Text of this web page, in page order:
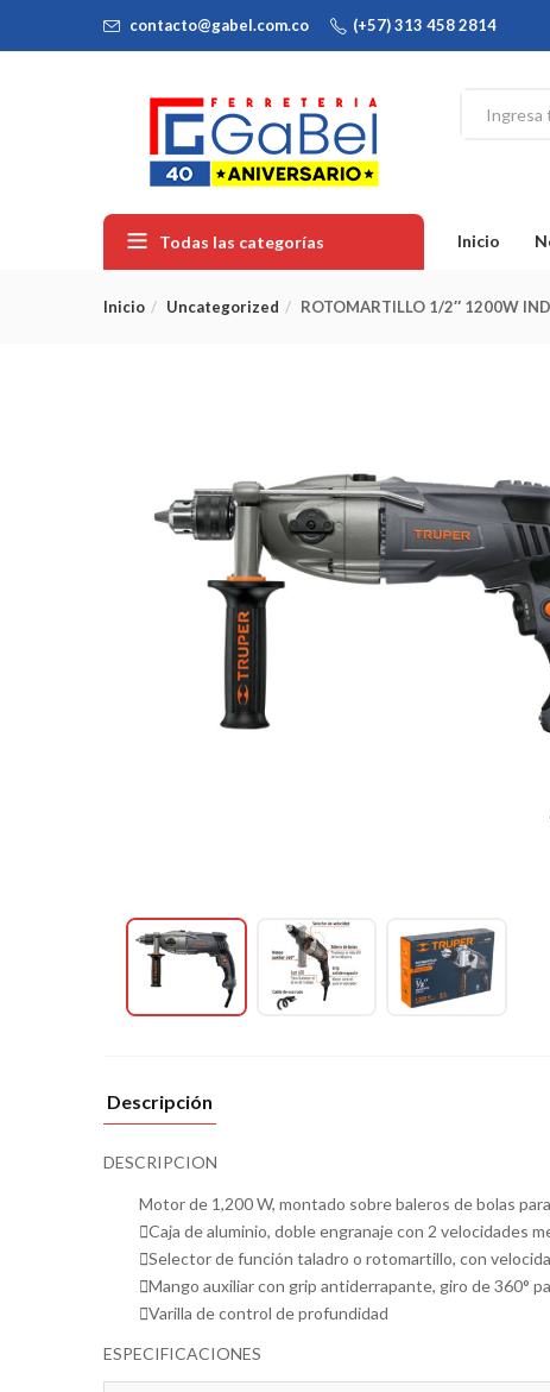
contacto@gabel.com.co (+57) 313 458 2814
Todas las categorías Inicio
Inicio Uncategorized ROTOMARTILLO 1/2″ 1200W
Descripción
DESCRIPCION
Motor de 1,200 W, montado sobre baleros de bolas
Caja de aluminio, doble engranaje con 2 velocidades
Selector de función taladro o rotomartillo, con
Mango auxiliar con grip antiderrapante, giro de 360°
Varilla de control de profundidad
ESPECIFICACIONES